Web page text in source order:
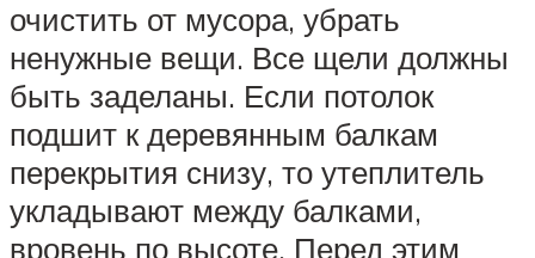
очистить от мусора, убрать
ненужные вещи. Все щели должны
быть заделаны. Если потолок
подшит к деревянным балкам
перекрытия снизу, то утеплитель
укладывают между балками,
вровень по высоте. Перед этим